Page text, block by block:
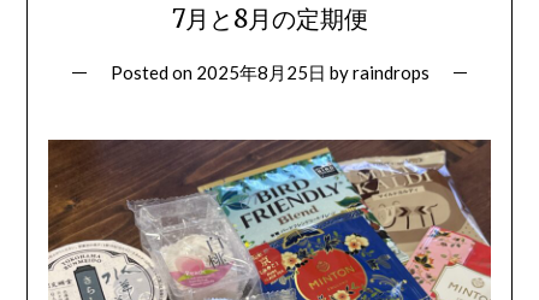
7月と8月の定期便
Posted on 2025年8月25日 byraindrops